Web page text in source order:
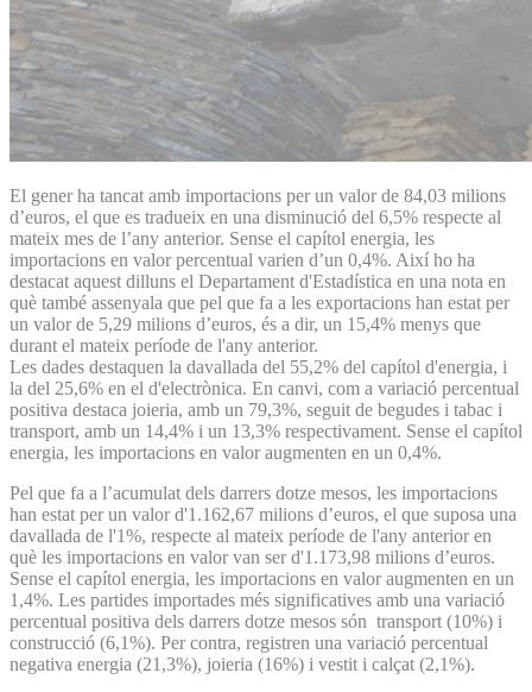
El gener ha tancat amb importacions per un valor de 84,03 milions
d’euros, el que es tradueix en una disminució del 6,5% respecte al
mateix mes de l’any anterior. Sense el capítol energia, les
importacions en valor percentual varien d’un 0,4%. Així ho ha
destacat aquest dilluns el Departament d'Estadística en una nota en
què també assenyala que pel que fa a les exportacions han estat per
un valor de 5,29 milions d’euros, és a dir, un 15,4% menys que
durant el mateix període de l'any anterior.
Les dades destaquen la davallada del 55,2% del capítol d'energia, i
la del 25,6% en el d'electrònica. En canvi, com a variació percentual
positiva destaca joieria, amb un 79,3%, seguit de begudes i tabac i
transport, amb un 14,4% i un 13,3% respectivament. Sense el capítol
energia, les importacions en valor augmenten en un 0,4%.
Pel que fa a l’acumulat dels darrers dotze mesos, les importacions
han estat per un valor d'1.162,67 milions d’euros, el que suposa una
davallada de l'1%, respecte al mateix període de l'any anterior en
què les importacions en valor van ser d'1.173,98 milions d’euros.
Sense el capítol energia, les importacions en valor augmenten en un
1,4%. Les partides importades més significatives amb una variació
percentual positiva dels darrers dotze mesos són transport (10%) i
construcció (6,1%). Per contra, registren una variació percentual
negativa energia (21,3%), joieria (16%) i vestit i calçat (2,1%).